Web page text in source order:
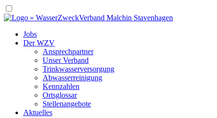
Jobs
Der WZV
Ansprechpartner
Unser Verband
Trinkwasser­versorgung
Abwasserreinigung
Kennzahlen
Ortsglossar
Stellenangebote
Aktuelles